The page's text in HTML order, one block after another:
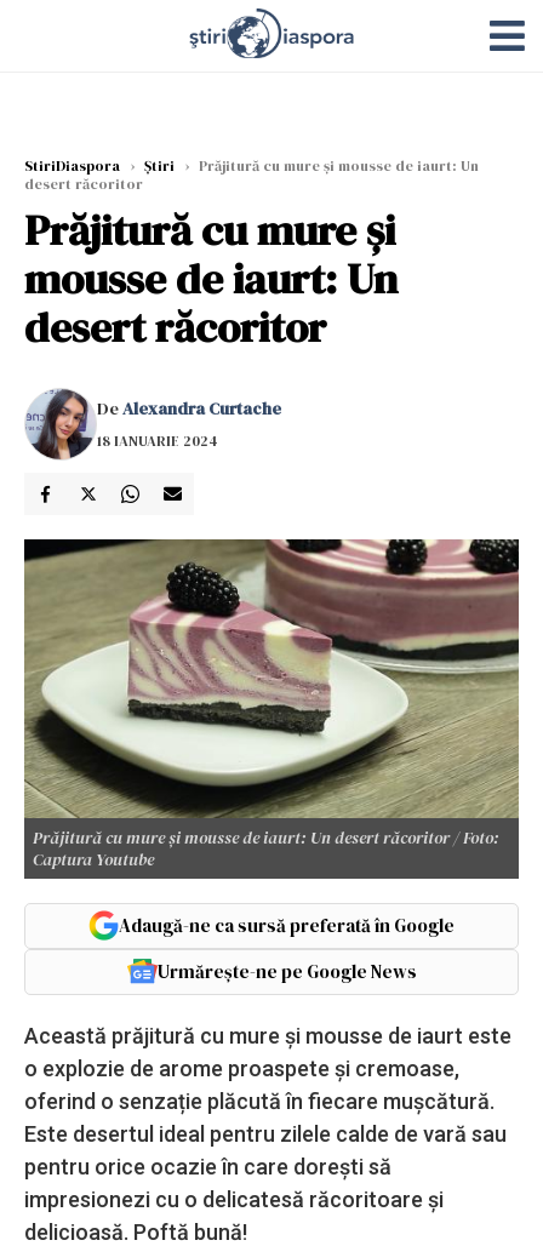
StiriDiaspora › Știri › Prăjitură cu mure și mousse de iaurt: Un
desert răcoritor
Prăjitură cu mure și
mousse de iaurt: Un
desert răcoritor
DeAlexandra Curtache
18 IANUARIE 2024
Prăjitură cu mure și mousse de iaurt: Un desert răcoritor / Foto:
Captura Youtube
Adaugă-ne ca sursă preferată în Google
Urmărește-ne pe Google News
Această prăjitură cu mure și mousse de iaurt este
o explozie de arome proaspete și cremoase,
oferind o senzație plăcută în fiecare mușcătură.
Este desertul ideal pentru zilele calde de vară sau
pentru orice ocazie în care dorești să
impresionezi cu o delicatesă răcoritoare și
delicioasă. Poftă bună!